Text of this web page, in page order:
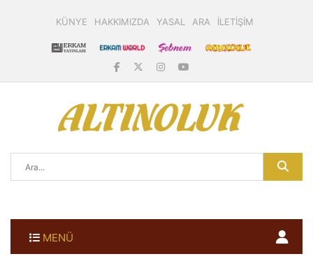
KÜNYE HAKKIMIZDA YASAL ARA İLETİŞİM
MENÜ